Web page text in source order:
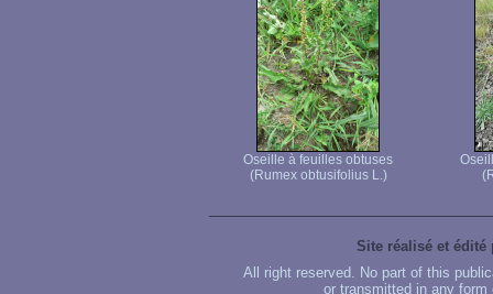
Oseille à feuilles obtuses
(Rumex obtusifolius L.)
Site réalisé et édité
All right reserved. No part of this
or transmitted in any